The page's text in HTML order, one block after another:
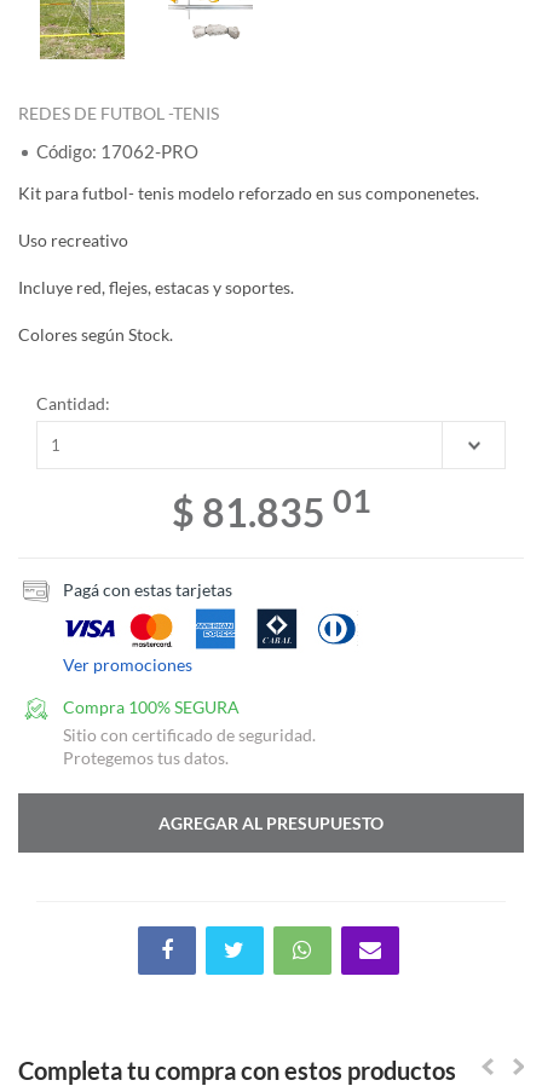
REDES DE FUTBOL -TENIS
Código: 17062-PRO
Kit para futbol- tenis modelo reforzado en sus componenetes.
Uso recreativo
Incluye red, flejes, estacas y soportes.
Colores según Stock.
Cantidad:
$ 81.835 01
Pagá con estas tarjetas
Ver promociones
Compra 100% SEGURA
Sitio con certificado de seguridad.
Protegemos tus datos.
AGREGAR AL PRESUPUESTO
Completa tu compra con estos productos